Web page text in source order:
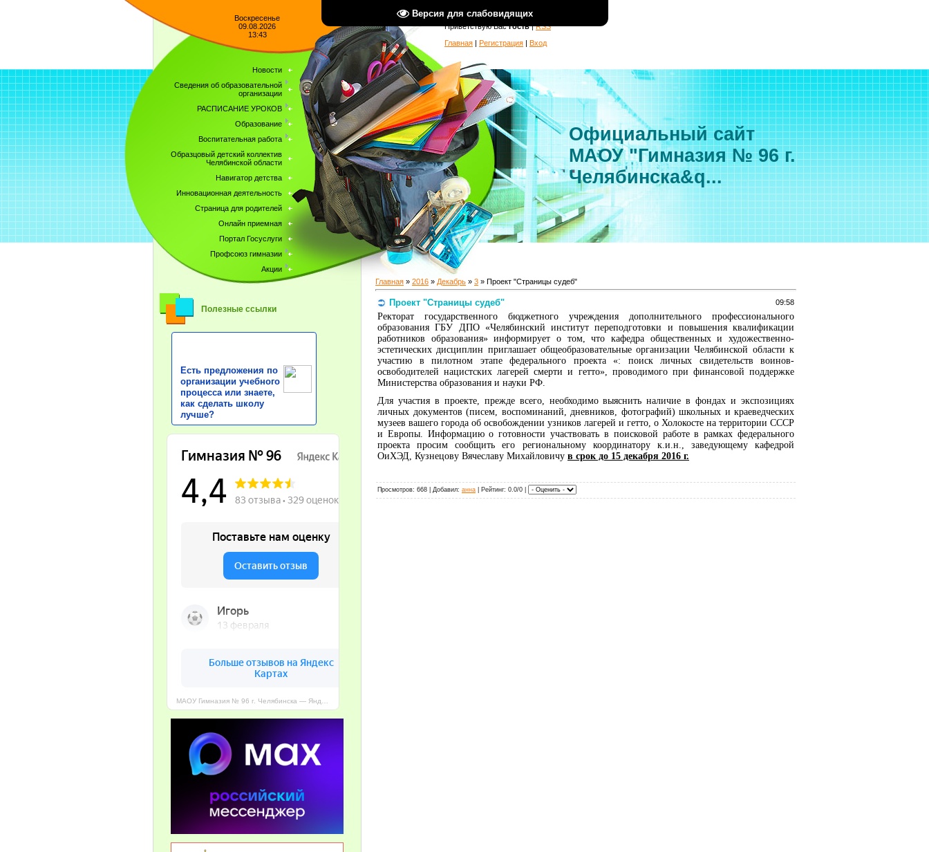
Версия для слабовидящих
Воскресенье
09.08.2026
13:43
Новости
Сведения об образовательной
организации
РАСПИСАНИЕ УРОКОВ
Образование
Воспитательная работа
Образцовый детский коллектив
Челябинской области
Навигатор детства
Инновационная деятельность
Страница для родителей
Онлайн приемная
Портал Госуслуги
Профсоюз гимназии
Акции
Полезные ссылки
Есть предложения по
организации учебного
процесса или знаете,
как сделать школу
лучше?
Приветствую Вас Гость|RSS
Главная | Регистрация | Вход
Официальный сайт
МАОУ "Гимназия № 96 г.
Челябинска&q...
Главная » 2016 » Декабрь » 3 » Проект "Страницы судеб"
Проект "Страницы судеб" 09:58
Ректорат государственного бюджетного учреждения дополнительного профессионального
образования ГБУ ДПО «Челябинский институт переподготовки и повышения квалификации
работников образования» информирует о том, что кафедра общественных и художественно-
эстетических дисциплин приглашает общеобразовательные организации Челябинской области к
участию в пилотном этапе федерального проекта «: поиск личных свидетельств воинов-
освободителей нацистских лагерей смерти и гетто», проводимого при финансовой поддержке
Министерства образования и науки РФ.
Для участия в проекте, прежде всего, необходимо выяснить наличие в фондах и экспозициях
личных документов (писем, воспоминаний, дневников, фотографий) школьных и краеведческих
музеев вашего города об освобождении узников лагерей и гетто, о Холокосте на территории СССР
и Европы. Информацию о готовности участвовать в поисковой работе в рамках федерального
проекта просим сообщить его региональному координатору к.и.н., заведующему кафедрой
ОиХЭД, Кузнецову Вячеславу Михайловичу в срок до 15 декабря 2016 г.
Просмотров: 668 | Добавил: анна Рейтинг: 0.0/0 |